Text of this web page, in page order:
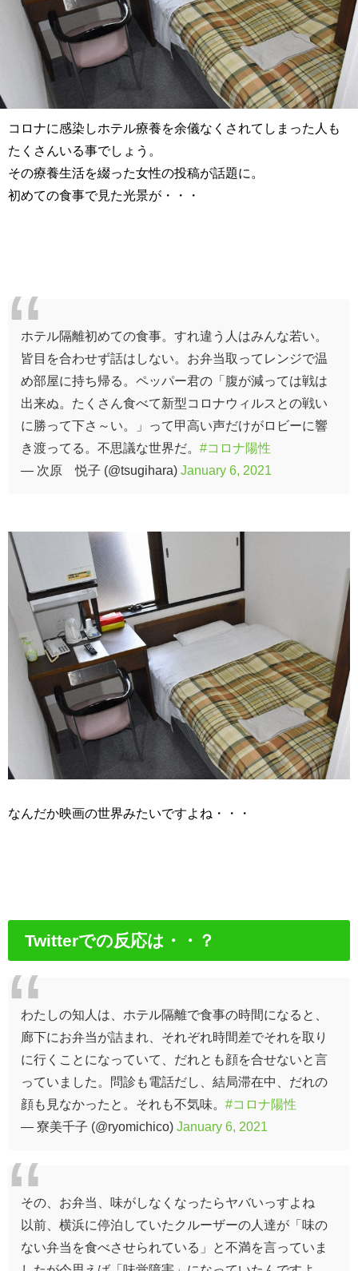
コロナに感染しホテル療養を余儀なくされてしまった人も
たくさんいる事でしょう。
その療養生活を綴った女性の投稿が話題に。
初めての食事で見た光景が・・・
ホテル隔離初めての食事。すれ違う人はみんな若い。
皆目を合わせず話はしない。お弁当取ってレンジで温
め部屋に持ち帰る。ペッパー君の「腹が減っては戦は
出来ぬ。たくさん食べて新型コロナウィルスとの戦い
に勝って下さ～い。」って甲高い声だけがロビーに響
き渡ってる。不思議な世界だ。 #コロナ陽性
— 次原 悦子 (@tsugihara) January 6, 2021
なんだか映画の世界みたいですよね・・・
Twitterでの反応は・・？
わたしの知人は、ホテル隔離で食事の時間になると、
廊下にお弁当が詰まれ、それぞれ時間差でそれを取り
に行くことになっていて、だれとも顔を合せないと言
っていました。問診も電話だし、結局滞在中、だれの
顔も見なかったと。それも不気味。 #コロナ陽性
— 寮美千子 (@ryomichico) January 6, 2021
その、お弁当、味がしなくなったらヤバいっすよね
以前、横浜に停泊していたクルーザーの人達が「味の
ない弁当を食べさせられている」と不満を言っていま